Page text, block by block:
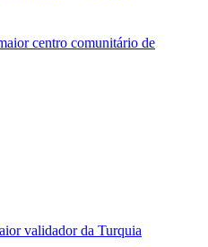
centro comunitário de
validador da Turquia